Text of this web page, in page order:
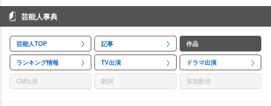
芸能人事典
芸能人TOP 記事 作品
ランキング情報 TV出演 ドラマ出演
CM出演 歌詞 音楽配信